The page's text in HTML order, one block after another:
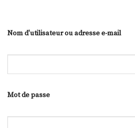
Nom d'utilisateur ou adresse e-mail
Mot de passe